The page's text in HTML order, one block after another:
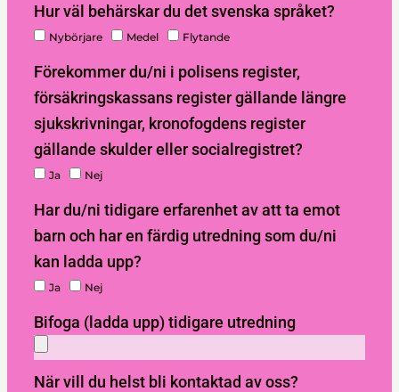
Hur väl behärskar du det svenska språket?
Nybörjare Medel Flytande
Förekommer du/ni i polisens register,
försäkringskassans register gällande längre
sjukskrivningar, kronofogdens register
gällande skulder eller socialregistret?
Ja Nej
Har du/ni tidigare erfarenhet av att ta emot
barn och har en färdig utredning som du/ni
kan ladda upp?
Ja Nej
Bifoga (ladda upp) tidigare utredning
När vill du helst bli kontaktad av oss?